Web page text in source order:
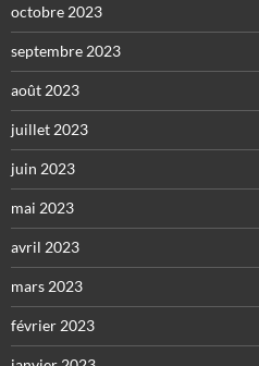
octobre 2023
septembre 2023
août 2023
juillet 2023
juin 2023
mai 2023
avril 2023
mars 2023
février 2023